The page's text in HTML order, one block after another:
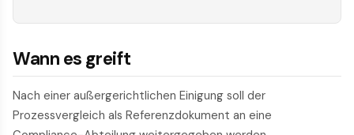
Wann es greift
Nach einer außergerichtlichen Einigung soll der
Prozessvergleich als Referenzdokument an eine